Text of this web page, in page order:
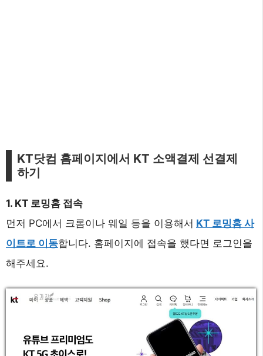
KT닷컴 홈페이지에서 KT 소액결제 선결제
하기
1. KT 로밍홈 접속
먼저 PC에서 크롬이나 웨일 등을 이용해서 KT 로밍홈 사
이트로 이동합니다. 홈페이지에 접속을 했다면 로그인을
해주세요.